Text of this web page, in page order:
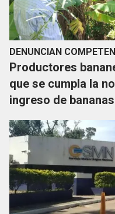
DENUNCIAN
Productores
que se cumpla la
ingreso de